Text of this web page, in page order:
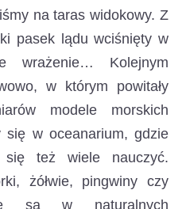
na taras widokowy. Z
pasek lądu wciśnięty w
wrażenie… Kolejnym
w którym powitały
modele morskich
się w oceanarium, gdzie
też wiele nauczyć.
żółwie, pingwiny czy
są w naturalnych